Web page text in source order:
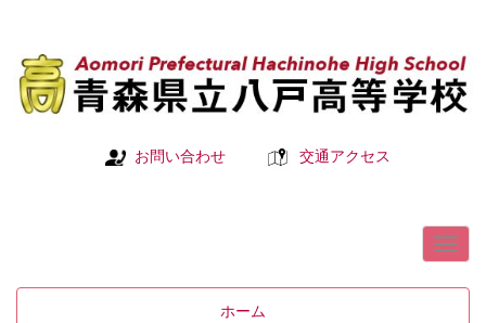
お問い合わせ 交通アクセス
ホーム